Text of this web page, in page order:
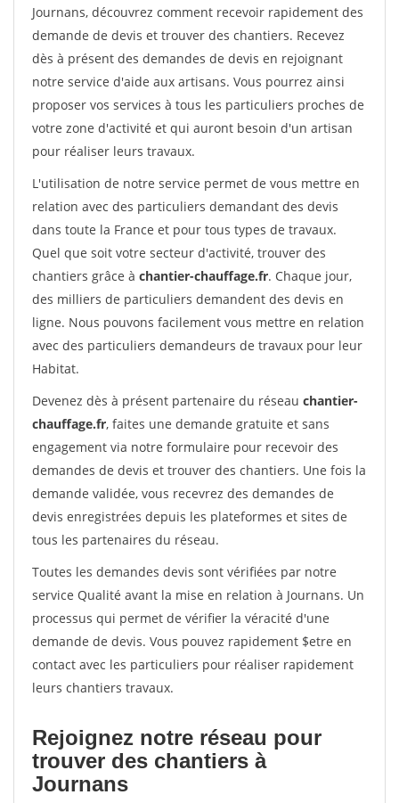
Journans, découvrez comment recevoir rapidement des
demande de devis et trouver des chantiers. Recevez
dès à présent des demandes de devis en rejoignant
notre service d'aide aux artisans. Vous pourrez ainsi
proposer vos services à tous les particuliers proches de
votre zone d'activité et qui auront besoin d'un artisan
pour réaliser leurs travaux.
L'utilisation de notre service permet de vous mettre en
relation avec des particuliers demandant des devis
dans toute la France et pour tous types de travaux.
Quel que soit votre secteur d'activité, trouver des
chantiers grâce à chantier-chauffage.fr. Chaque jour,
des milliers de particuliers demandent des devis en
ligne. Nous pouvons facilement vous mettre en relation
avec des particuliers demandeurs de travaux pour leur
Habitat.
Devenez dès à présent partenaire du réseau chantier-
chauffage.fr, faites une demande gratuite et sans
engagement via notre formulaire pour recevoir des
demandes de devis et trouver des chantiers. Une fois la
demande validée, vous recevrez des demandes de
devis enregistrées depuis les plateformes et sites de
tous les partenaires du réseau.
Toutes les demandes devis sont vérifiées par notre
service Qualité avant la mise en relation à Journans. Un
processus qui permet de vérifier la véracité d'une
demande de devis. Vous pouvez rapidement $etre en
contact avec les particuliers pour réaliser rapidement
leurs chantiers travaux.
Rejoignez notre réseau pour
trouver des chantiers à
Journans